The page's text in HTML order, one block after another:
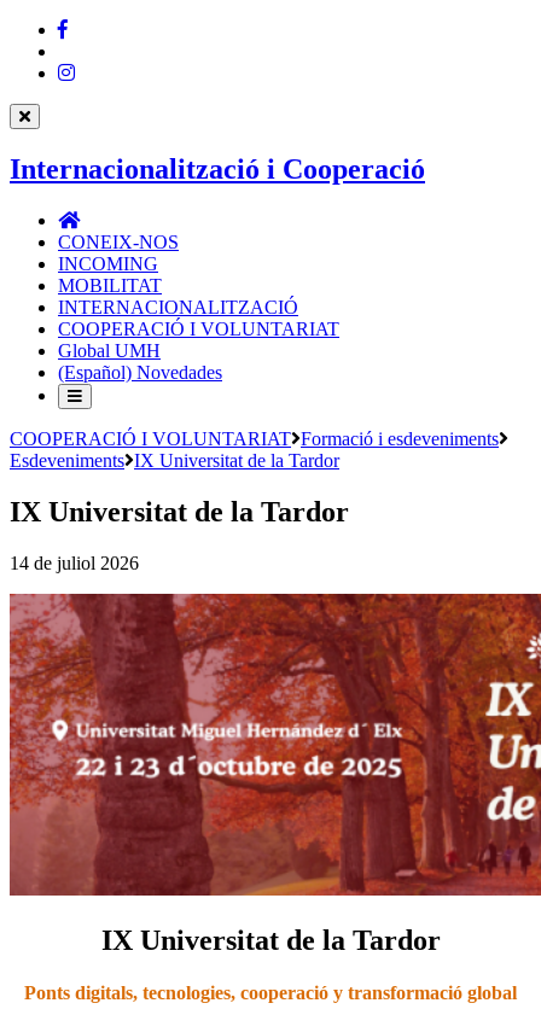
Facebook
Instagram
Internacionalització i Cooperació
Internacionalització
i
Cooperació
CONEIX-NOS
INCOMING
MOBILITAT
INTERNACIONALITZACIÓ
COOPERACIÓ I VOLUNTARIAT
Global UMH
(Español) Novedades
COOPERACIÓ I VOLUNTARIAT Formació i esdeveniments
Esdeveniments IX Universitat de la Tardor
IX Universitat de la Tardor
14 de juliol 2026
IX Universitat de la Tardor
Ponts digitals, tecnologies, cooperació y transformació global